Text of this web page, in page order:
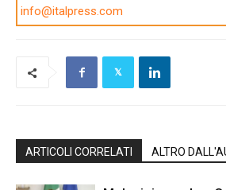
info@italpress.com
ARTICOLI CORRELATI ALTRO